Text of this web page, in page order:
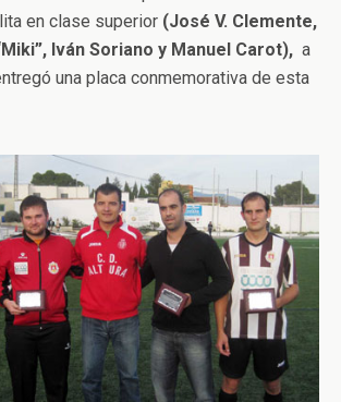
en clase superior (José V. Clemente,
Iván Soriano y Manuel Carot), a
una placa conmemorativa de esta